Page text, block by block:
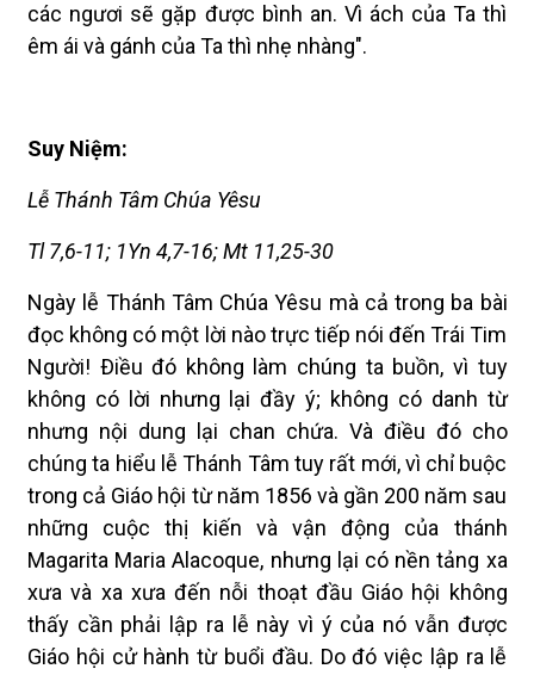
các ngươi sẽ gặp được bình an. Vì ách của Ta thì
êm ái và gánh của Ta thì nhẹ nhàng".
Suy Niệm:
Lễ Thánh Tâm Chúa Yêsu
Tl 7,6-11; 1Yn 4,7-16; Mt 11,25-30
Ngày lễ Thánh Tâm Chúa Yêsu mà cả trong ba bài
đọc không có một lời nào trực tiếp nói đến Trái Tim
Người! Ðiều đó không làm chúng ta buồn, vì tuy
không có lời nhưng lại đầy ý; không có danh từ
nhưng nội dung lại chan chứa. Và điều đó cho
chúng ta hiểu lễ Thánh Tâm tuy rất mới, vì chỉ buộc
trong cả Giáo hội từ năm 1856 và gần 200 năm sau
những cuộc thị kiến và vận động của thánh
Magarita Maria Alacoque, nhưng lại có nền tảng xa
xưa và xa xưa đến nỗi thoạt đầu Giáo hội không
thấy cần phải lập ra lễ này vì ý của nó vẫn được
Giáo hội cử hành từ buổi đầu. Do đó việc lập ra lễ